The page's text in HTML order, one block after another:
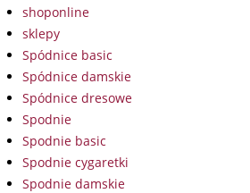
shoponline
sklepy
Spódnice basic
Spódnice damskie
Spódnice dresowe
Spodnie
Spodnie basic
Spodnie cygaretki
Spodnie damskie